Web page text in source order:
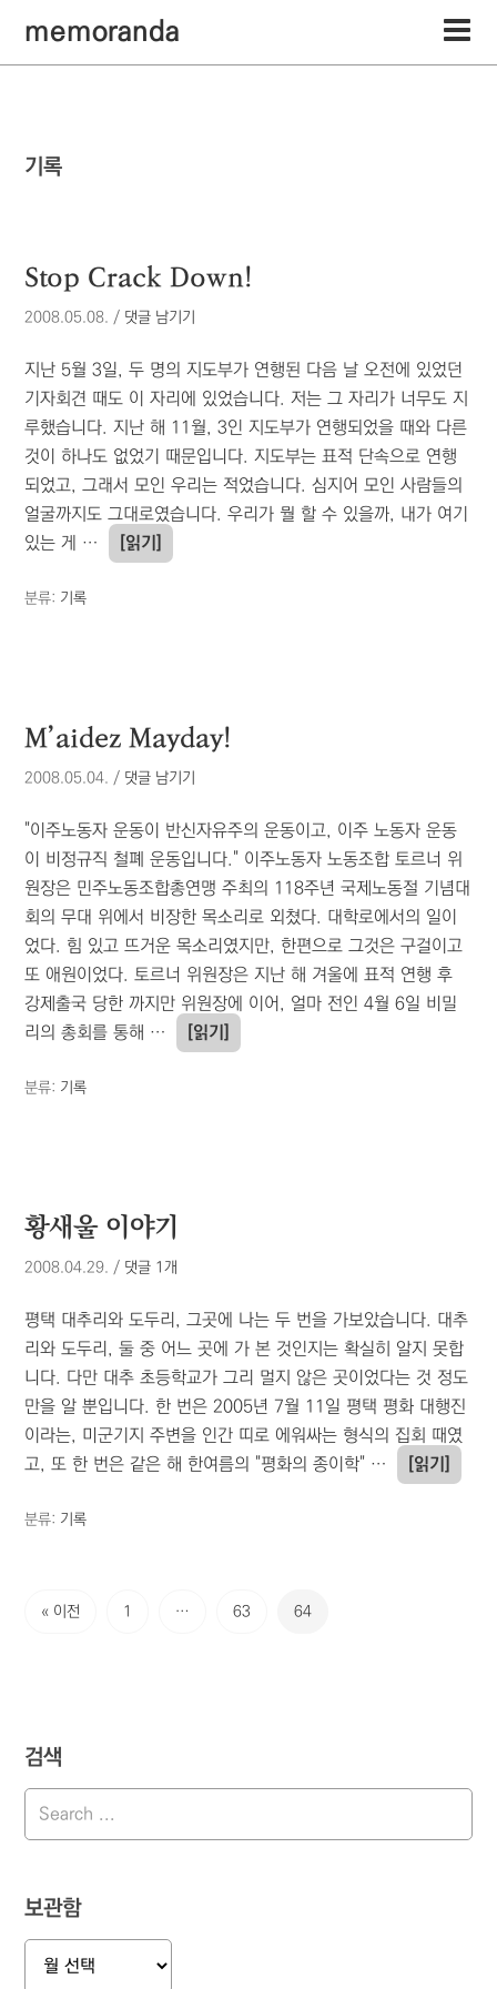
memoranda
기록
Stop Crack Down!
2008.05.08. / 댓글 남기기
지난 5월 3일, 두 명의 지도부가 연행된 다음 날 오전에 있었던
기자회견 때도 이 자리에 있었습니다. 저는 그 자리가 너무도 지
루했습니다. 지난 해 11월, 3인 지도부가 연행되었을 때와 다른
것이 하나도 없었기 때문입니다. 지도부는 표적 단속으로 연행
되었고, 그래서 모인 우리는 적었습니다. 심지어 모인 사람들의
얼굴까지도 그대로였습니다. 우리가 뭘 할 수 있을까, 내가 여기
있는 게 …
[읽기]
분류: 기록
M’aidez Mayday!
2008.05.04. / 댓글 남기기
"이주노동자 운동이 반신자유주의 운동이고, 이주 노동자 운동
이 비정규직 철폐 운동입니다." 이주노동자 노동조합 토르너 위
원장은 민주노동조합총연맹 주최의 118주년 국제노동절 기념대
회의 무대 위에서 비장한 목소리로 외쳤다. 대학로에서의 일이
었다. 힘 있고 뜨거운 목소리였지만, 한편으로 그것은 구걸이고
또 애원이었다. 토르너 위원장은 지난 해 겨울에 표적 연행 후
강제출국 당한 까지만 위원장에 이어, 얼마 전인 4월 6일 비밀
리의 총회를 통해 …
[읽기]
분류: 기록
황새울 이야기
2008.04.29. / 댓글 1개
평택 대추리와 도두리, 그곳에 나는 두 번을 가보았습니다. 대추
리와 도두리, 둘 중 어느 곳에 가 본 것인지는 확실히 알지 못합
니다. 다만 대추 초등학교가 그리 멀지 않은 곳이었다는 것 정도
만을 알 뿐입니다. 한 번은 2005년 7월 11일 평택 평화 대행진
이라는, 미군기지 주변을 인간 띠로 에워싸는 형식의 집회 때였
고, 또 한 번은 같은 해 한여름의 "평화의 종이학" …
[읽기]
분류: 기록
« 이전 1 … 63 64
검색
보관함
보